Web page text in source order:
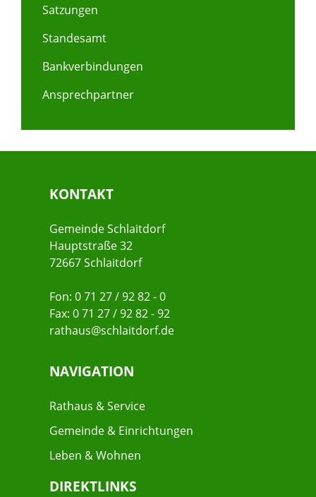
Satzungen
Standesamt
Bankverbindungen
Ansprechpartner
KONTAKT
Gemeinde Schlaitdorf
Hauptstraße 32
72667 Schlaitdorf
Fon: 0 71 27 / 92 82 - 0
Fax: 0 71 27 / 92 82 - 92
rathaus@schlaitdorf.de
NAVIGATION
Rathaus & Service
Gemeinde & Einrichtungen
Leben & Wohnen
DIREKTLINKS